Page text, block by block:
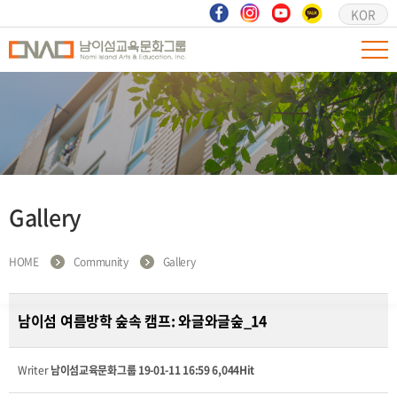
KOR
Gallery
HOME Community Gallery
남이섬 여름방학 숲속 캠프: 와글와글숲_14
Writer남이섬교육문화그룹 19-01-11 16:596,044Hit